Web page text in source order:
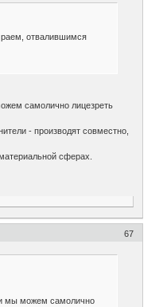
отвалившимся
самолично лицезреть
- производят совместно,
сферах.
67
мы можем самолично